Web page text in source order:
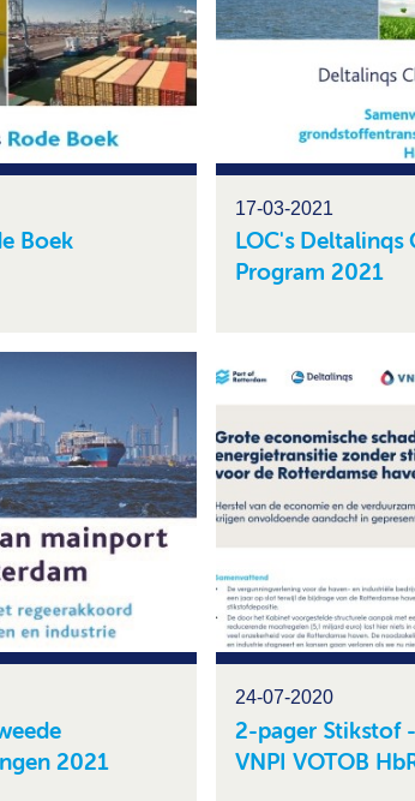
Boek
17-03-2021
LOC's Deltalinqs
Program 2021
2021
24-07-2020
2-pager Stikstof -
VNPI VOTOB